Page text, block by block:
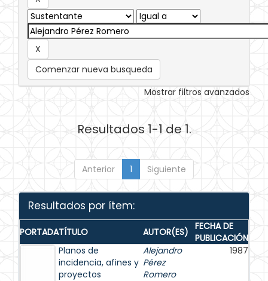
Comenzar nueva busqueda
Mostrar filtros avanzados
Resultados 1-1 de 1.
Anterior 1 Siguiente
Resultados por ítem:
PORTADATÍTULO AUTOR(ES) FECHA DE
PUBLICACIÓN
Planos de
incidencia, afines y
proyectos
Alejandro
Pérez
Romero
1987